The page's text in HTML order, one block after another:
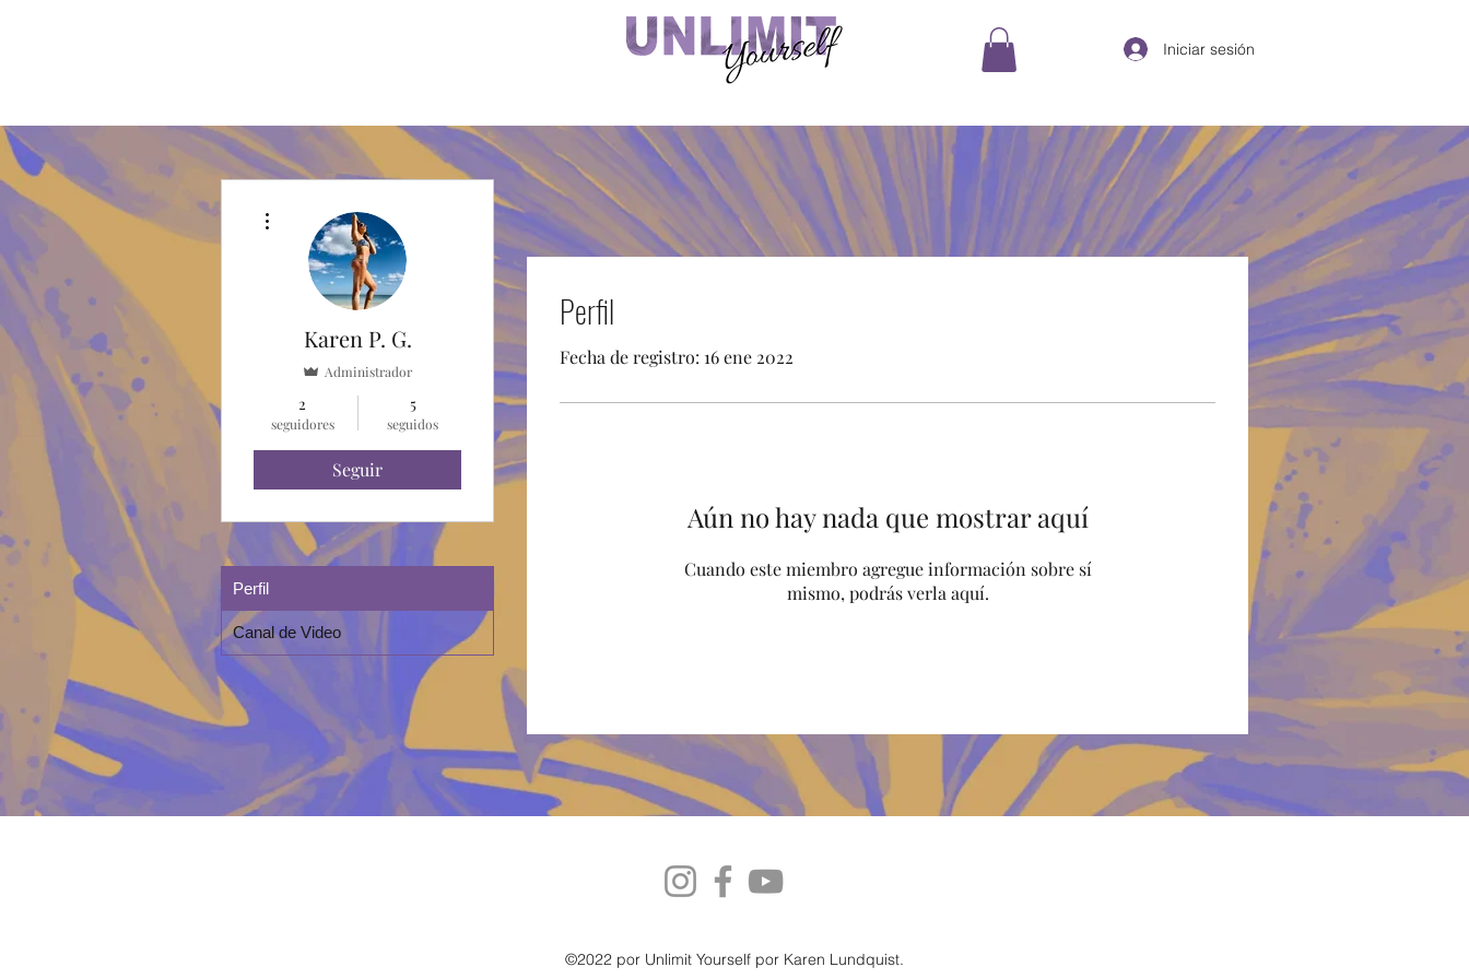
Iniciar sesión
Perfil
Fecha de registro: 16 ene 2022
Aún no hay nada que mostrar aquí
Cuando este miembro agregue información sobre sí
mismo, podrás verla aquí.
Karen P. G.
Administrador
2
seguidores
5
seguidos
Seguir
Perfil
Canal de Video
©2022 por Unlimit Yourself por Karen Lundquist.